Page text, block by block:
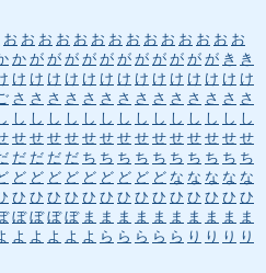
お お お お お お お お お お お お お お
か が が が が が が が が が が が き き
け け け け け け け け け け け け け け
さ さ さ さ さ さ さ さ さ さ さ さ さ さ
し し し し し し し し し し し し し し
せ せ せ せ せ せ せ せ せ せ せ せ せ せ
だ だ だ だ ち ち ち ち ち ち ち ち ち ち
ど ど ど ど ど ど ど ど ど な な な な な
ひ ひ ひ ひ ひ ひ ひ ひ ひ ひ ひ ひ ひ ひ
ぼ ぼ ぼ ぼ ま ま ま ま ま ま ま ま ま ま
よ よ よ よ よ ら ら ら ら ら り り り り